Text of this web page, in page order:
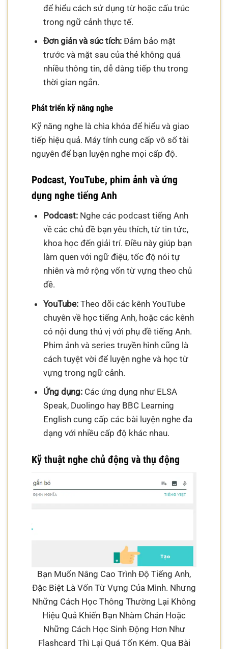
để hiểu cách sử dụng từ hoặc cấu trúc
trong ngữ cảnh thực tế.
Đơn giản và súc tích:Đảm bảo mặt
trước và mặt sau của thẻ không quá
nhiều thông tin, dễ dàng tiếp thu trong
thời gian ngắn.
Phát triển kỹ năng nghe
Kỹ năng nghe là chìa khóa để hiểu và giao
tiếp hiệu quả. Máy tính cung cấp vô số tài
nguyên để bạn luyện nghe mọi cấp độ.
Podcast, YouTube, phim ảnh và ứng
dụng nghe tiếng Anh
Podcast:Nghe các podcast tiếng Anh
về các chủ đề bạn yêu thích, từ tin tức,
khoa học đến giải trí. Điều này giúp bạn
làm quen với ngữ điệu, tốc độ nói tự
nhiên và mở rộng vốn từ vựng theo chủ
đề.
YouTube:Theo dõi các kênh YouTube
chuyên về học tiếng Anh, hoặc các kênh
có nội dung thú vị với phụ đề tiếng Anh.
Phim ảnh và series truyền hình cũng là
cách tuyệt vời để luyện nghe và học từ
vựng trong ngữ cảnh.
Ứng dụng:Các ứng dụng như ELSA
Speak, Duolingo hay BBC Learning
English cung cấp các bài luyện nghe đa
dạng với nhiều cấp độ khác nhau.
Kỹ thuật nghe chủ động và thụ động
Bạn Muốn Nâng Cao Trình Độ Tiếng Anh,
Đặc Biệt Là Vốn Từ Vựng Của Mình. Nhưng
Những Cách Học Thông Thường Lại Không
Hiệu Quả Khiến Bạn Nhàm Chán Hoặc
Những Cách Học Sinh Động Hơn Như
Flashcard Thì Lại Quá Tốn Kém. Qua Bài